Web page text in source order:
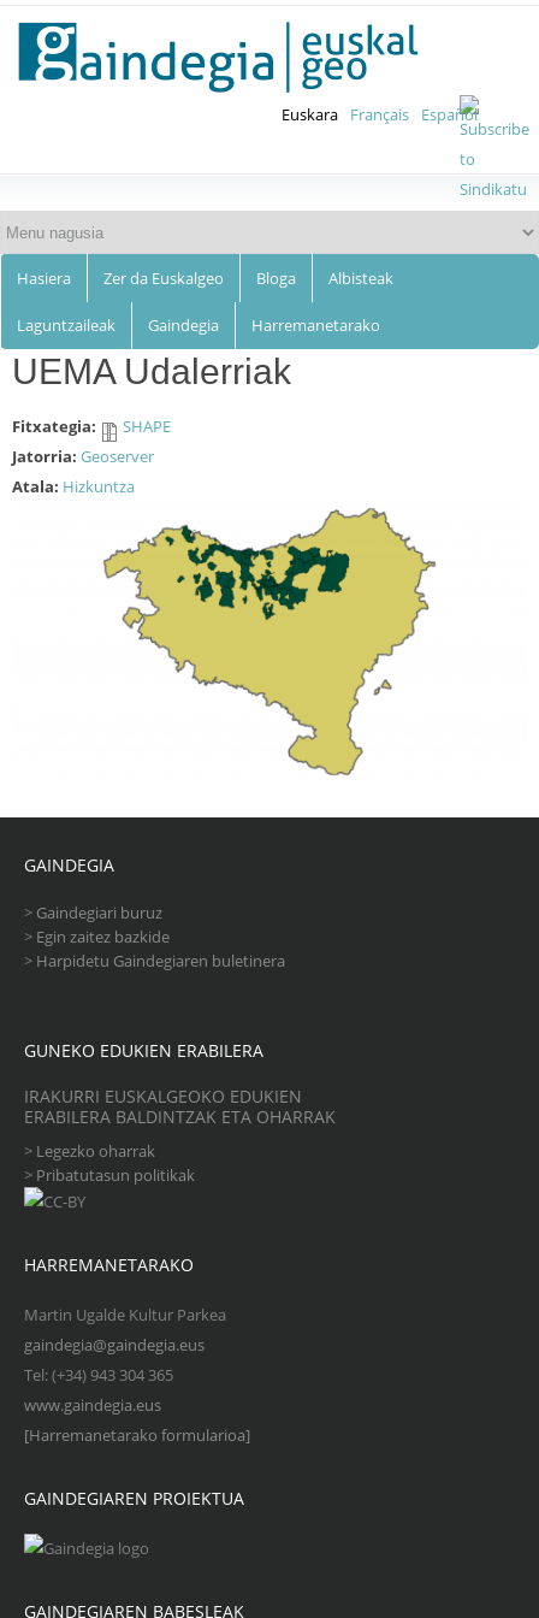
main
content
Euskalgeo
Euskara Français Español
Hasiera Zer da Euskalgeo Bloga Albisteak
Laguntzaileak Gaindegia Harremanetarako
UEMA Udalerriak
Fitxategia:
SHAPE
Jatorria: Geoserver
Atala: Hizkuntza
GAINDEGIA
> Gaindegiari buruz
> Egin zaitez bazkide
> Harpidetu Gaindegiaren buletinera
GUNEKO EDUKIEN ERABILERA
IRAKURRI EUSKALGEOKO EDUKIEN
ERABILERA BALDINTZAK ETA OHARRAK
> Legezko oharrak
> Pribatutasun politikak
HARREMANETARAKO
Martin Ugalde Kultur Parkea
gaindegia@gaindegia.eus
Tel: (+34) 943 304 365
www.gaindegia.eus
[Harremanetarako formularioa]
GAINDEGIAREN PROIEKTUA
GAINDEGIAREN BABESLEAK